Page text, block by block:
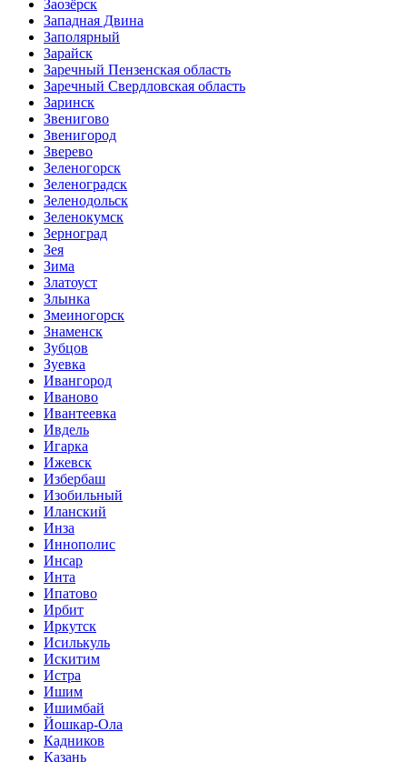
Заозёрск
Западная Двина
Заполярный
Зарайск
Заречный Пензенская область
Заречный Свердловская область
Заринск
Звенигово
Звенигород
Зверево
Зеленогорск
Зеленоградск
Зеленодольск
Зеленокумск
Зерноград
Зея
Зима
Златоуст
Злынка
Змеиногорск
Знаменск
Зубцов
Зуевка
Ивангород
Иваново
Ивантеевка
Ивдель
Игарка
Ижевск
Избербаш
Изобильный
Иланский
Инза
Иннополис
Инсар
Инта
Ипатово
Ирбит
Иркутск
Исилькуль
Искитим
Истра
Ишим
Ишимбай
Йошкар-Ола
Кадников
Казань